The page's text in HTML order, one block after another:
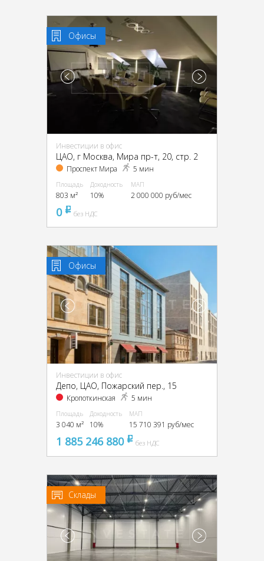
Офисы
Инвестиции в офис
ЦАО, г Москва, Мира пр-т, 20, стр. 2
Проспект Мира 5 мин
Площадь
803 м²
Доходность
10%
МАП
2 000 000 руб/мес
0 pуббез НДС
Офисы
Инвестиции в офис
Депо, ЦАО, Пожарский пер., 15
Кропоткинская 5 мин
Площадь
3 040 м²
Доходность
10%
МАП
15 710 391 руб/мес
1 885 246 880 pуббез НДС
Склады